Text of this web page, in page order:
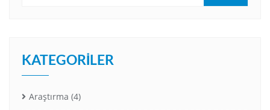
KATEGORILER
Araştırma (4)